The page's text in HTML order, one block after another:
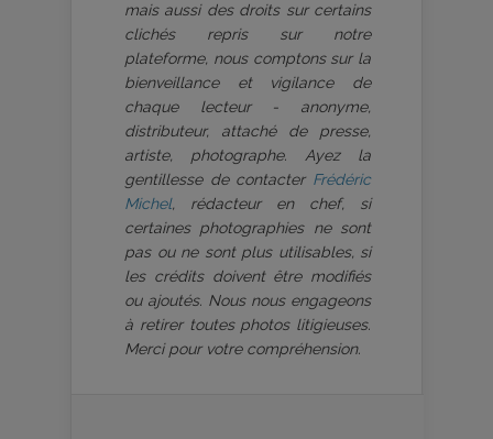
mais aussi des droits sur certains
clichés repris sur notre
plateforme, nous comptons sur la
bienveillance et vigilance de
chaque lecteur - anonyme,
distributeur, attaché de presse,
artiste, photographe. Ayez la
gentillesse de contacter Frédéric
Michel, rédacteur en chef, si
certaines photographies ne sont
pas ou ne sont plus utilisables, si
les crédits doivent être modifiés
ou ajoutés. Nous nous engageons
à retirer toutes photos litigieuses.
Merci pour votre compréhension.